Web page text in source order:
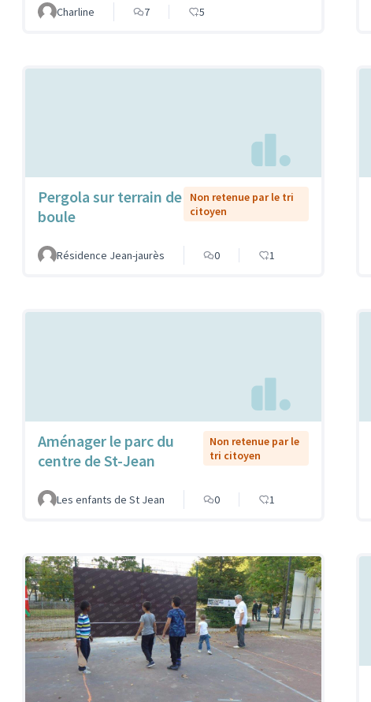
Charline 7 5
Pergola sur terrain de
boule
Non retenue par le tri
citoyen
Résidence Jean-jaurès 0 1
Aménager le parc du
centre de St-Jean
Non retenue par le
tri citoyen
Les enfants de St Jean 0 1